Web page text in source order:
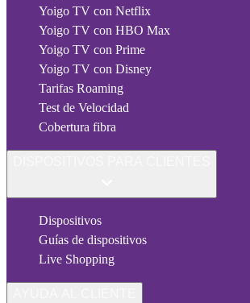
Yoigo TV con Netflix
Yoigo TV con HBO Max
Yoigo TV con Prime
Yoigo TV con Disney
Tarifas Roaming
Test de Velocidad
Cobertura fibra
Dispositivos
Guías de dispositivos
Live Shopping